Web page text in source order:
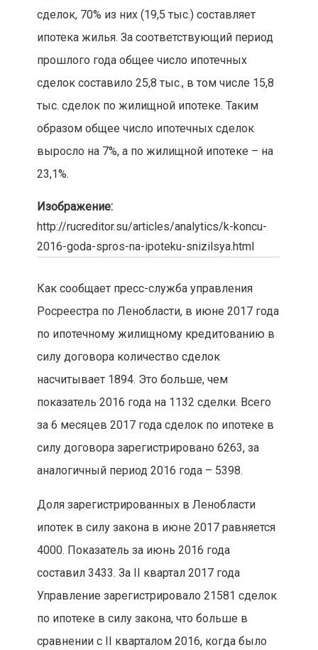
сделок, 70% из них (19,5 тыс.) составляет
ипотека жилья. За соответствующий период
прошлого года общее число ипотечных
сделок составило 25,8 тыс., в том числе 15,8
тыс. сделок по жилищной ипотеке. Таким
образом общее число ипотечных сделок
выросло на 7%, а по жилищной ипотеке – на
23,1%.
Изображение:
http://rucreditor.su/articles/analytics/k-koncu-
2016-goda-spros-na-ipoteku-snizilsya.html
Как сообщает пресс-служба управления
Росреестра по Ленобласти, в июне 2017 года
по ипотечному жилищному кредитованию в
силу договора количество сделок
насчитывает 1894. Это больше, чем
показатель 2016 года на 1132 сделки. Всего
за 6 месяцев 2017 года сделок по ипотеке в
силу договора зарегистрировано 6263, за
аналогичный период 2016 года – 5398.
Доля зарегистрированных в Ленобласти
ипотек в силу закона в июне 2017 равняется
4000. Показатель за июнь 2016 года
составил 3433. За II квартал 2017 года
Управление зарегистрировало 21581 сделок
по ипотеке в силу закона, что больше в
сравнении с II кварталом 2016, когда было